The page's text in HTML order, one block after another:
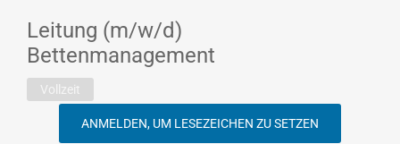
Leitung (m/w/d)
Bettenmanagement
Vollzeit
ANMELDEN, UM LESEZEICHEN ZU SETZEN